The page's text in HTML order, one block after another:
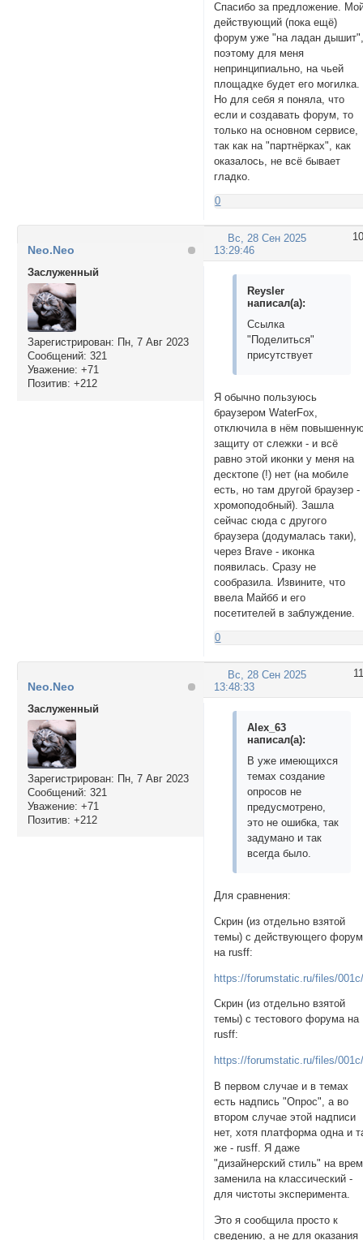
Спасибо за предложение.
действующий (пока ещё)
форум уже "на ладан
поэтому для меня
непринципиально, на чьей
площадке будет его могилка.
Но для себя я поняла, что
если и создавать форум, то
только на основном сервисе,
так как на "партнёрках", как
оказалось, не всё бывает
гладко.
0
10
Вс, 28 Сен 2025
13:29:46
Neo.Neo
Заслуженный
Зарегистрирован: Пн, 7 Авг 2023
Сообщений: 321
Уважение: +71
Позитив: +212
Reysler
написал(а):
Ссылка
"Поделиться"
присутствует
Я обычно пользуюсь
браузером WaterFox,
отключила в нём
защиту от слежки - и всё
равно этой иконки у меня на
десктопе (!) нет (на мобиле
есть, но там другой браузер -
хромоподобный). Зашла
сейчас сюда с другого
браузера (додумалась таки),
через Brave - иконка
появилась. Сразу не
сообразила. Извините, что
ввела Майбб и его
посетителей в заблуждение.
0
11
Вс, 28 Сен 2025
13:48:33
Neo.Neo
Заслуженный
Зарегистрирован: Пн, 7 Авг 2023
Сообщений: 321
Уважение: +71
Позитив: +212
Alex_63
написал(а):
В уже имеющихся
темах создание
опросов не
предусмотрено,
это не ошибка, так
задумано и так
всегда было.
Для сравнения:
Скрин (из отдельно взятой
темы) с действующего
на rusff:
https://forumstatic.ru/files/
Скрин (из отдельно взятой
темы) с тестового форума на
rusff:
https://forumstatic.ru/files/
В первом случае и в темах
есть надпись "Опрос", а во
втором случае этой надписи
нет, хотя платформа одна и
же - rusff. Я даже
"дизайнерский стиль" на
заменила на классический -
для чистоты эксперимента.
Это я сообщила просто к
сведению, а не для оказания